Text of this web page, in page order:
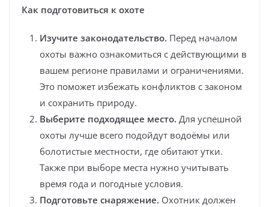
Как подготовиться к охоте
Изучите законодательство. Перед началом
охоты важно ознакомиться с действующими в
вашем регионе правилами и ограничениями.
Это поможет избежать конфликтов с законом
и сохранить природу.
Выберите подходящее место. Для успешной
охоты лучше всего подойдут водоёмы или
болотистые местности, где обитают утки.
Также при выборе места нужно учитывать
время года и погодные условия.
Подготовьте снаряжение. Охотник должен